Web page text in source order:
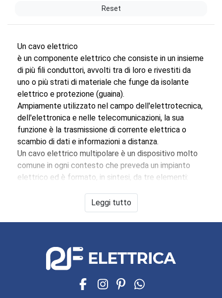
Reset
Un cavo elettrico
è un componente elettrico che consiste in un insieme
di più fili conduttori, avvolti tra di loro e rivestiti da
uno o più strati di materiale che funge da isolante
elettrico e protezione (guaina).
Ampiamente utilizzato nel campo dell'elettrotecnica,
dell'elettronica e nelle telecomunicazioni, la sua
funzione è la trasmissione di corrente elettrica o
scambio di dati e informazioni a distanza.
Un cavo elettrico multipolare è un dispositivo molto
comune in ogni contesto che preveda un impianto
elettrico ed è formato, in sintesi, da tre elementi:
L’isolante, in gomma, pvc o resine (due o più)
La guaina che avvolge il tutto, sempre in pvc
I cavi multipolari si utilizzano ad esempio per
cavo si trasportano la fase,il neutro e la messa a
Discorso diverso per gli impianti elettrici della casa
per i quali si preferisconocavi unipolari
Leggi tutto